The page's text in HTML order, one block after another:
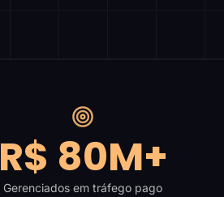
R$ 80M+
Gerenciados em tráfego pago